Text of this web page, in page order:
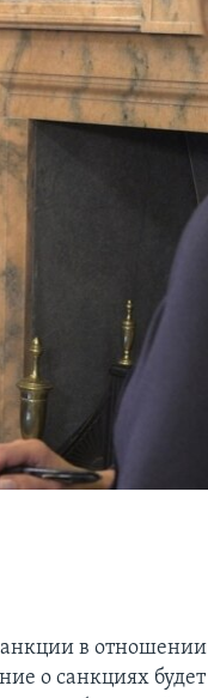
в отношении
о санкциях будет